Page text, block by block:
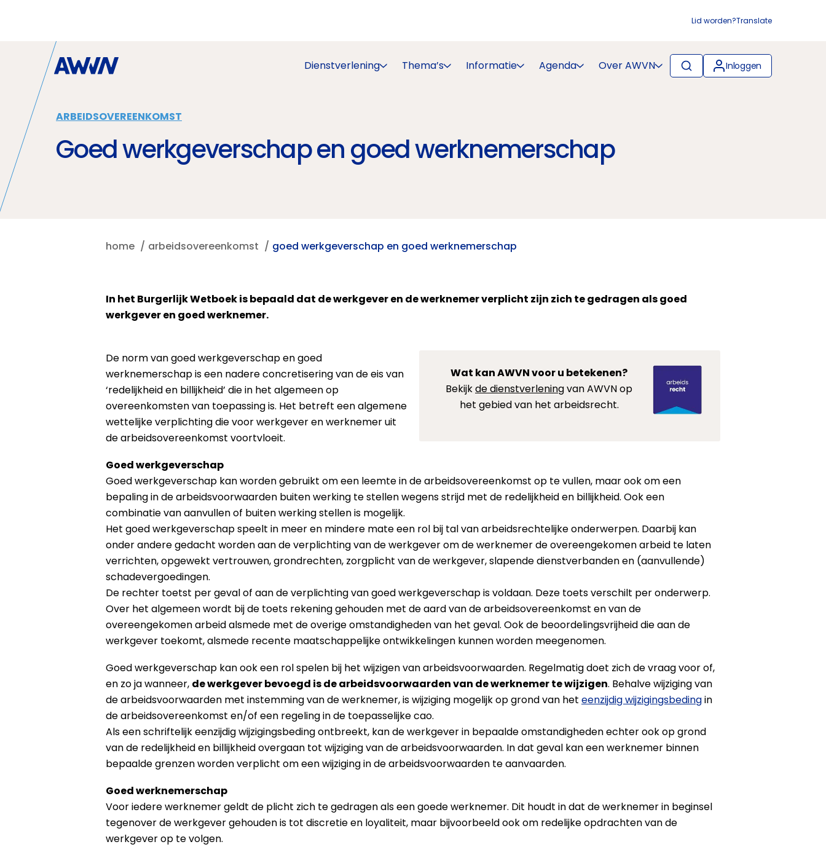
Lid worden?Translate
Dienstverlening Thema’s Informatie Agenda Over AWVN Inloggen
ARBEIDSOVEREENKOMST
Goed werkgeverschap en goed werknemerschap
home arbeidsovereenkomst goed werkgeverschap en goed werknemerschap
In het Burgerlijk Wetboek is bepaald dat de werkgever en de werknemer verplicht zijn zich te gedragen als goed
werkgever en goed werknemer.
Wat kan AWVN voor u betekenen?
Bekijkde dienstverleningvan AWVN op
het gebied van het arbeidsrecht.
De norm van goed werkgeverschap en goed
werknemerschap is een nadere concretisering van de eis van
‘redelijkheid en billijkheid’ die in het algemeen op
overeenkomsten van toepassing is. Het betreft een algemene
wettelijke verplichting die voor werkgever en werknemer uit
de arbeidsovereenkomst voortvloeit.
Goed werkgeverschap
Goed werkgeverschap kan worden gebruikt om een leemte in de arbeidsovereenkomst op te vullen, maar ook om een
bepaling in de arbeidsvoorwaarden buiten werking te stellen wegens strijd met de redelijkheid en billijkheid. Ook een
combinatie van aanvullen of buiten werking stellen is mogelijk.
Het goed werkgeverschap speelt in meer en mindere mate een rol bij tal van arbeidsrechtelijke onderwerpen. Daarbij kan
onder andere gedacht worden aan de verplichting van de werkgever om de werknemer de overeengekomen arbeid te laten
verrichten, opgewekt vertrouwen, grondrechten, zorgplicht van de werkgever, slapende dienstverbanden en (aanvullende)
schadevergoedingen.
De rechter toetst per geval of aan de verplichting van goed werkgeverschap is voldaan. Deze toets verschilt per onderwerp.
Over het algemeen wordt bij de toets rekening gehouden met de aard van de arbeidsovereenkomst en van de
overeengekomen arbeid alsmede met de overige omstandigheden van het geval. Ook de beoordelingsvrijheid die aan de
werkgever toekomt, alsmede recente maatschappelijke ontwikkelingen kunnen worden meegenomen.
Goed werkgeverschap kan ook een rol spelen bij het wijzigen van arbeidsvoorwaarden. Regelmatig doet zich de vraag voor of,
en zo ja wanneer, de werkgever bevoegd is de arbeidsvoorwaarden van de werknemer te wijzigen. Behalve wijziging van
de arbeidsvoorwaarden met instemming van de werknemer, is wijziging mogelijk op grond van het eenzijdig wijzigingsbedingin
de arbeidsovereenkomst en/of een regeling in de toepasselijke cao.
Als een schriftelijk eenzijdig wijzigingsbeding ontbreekt, kan de werkgever in bepaalde omstandigheden echter ook op grond
van de redelijkheid en billijkheid overgaan tot wijziging van de arbeidsvoorwaarden. In dat geval kan een werknemer binnen
bepaalde grenzen worden verplicht om een wijziging in de arbeidsvoorwaarden te aanvaarden.
Goed werknemerschap
Voor iedere werknemer geldt de plicht zich te gedragen als een goede werknemer. Dit houdt in dat de werknemer in beginsel
tegenover de werkgever gehouden is tot discretie en loyaliteit, maar bijvoorbeeld ook om redelijke opdrachten van de
werkgever op te volgen.